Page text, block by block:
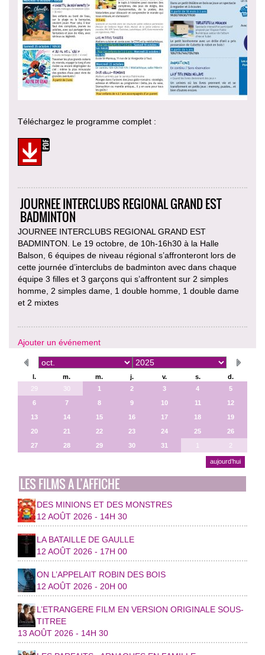
Téléchargez le programme complet :
JOURNEE INTERCLUBS REGIONAL GRAND EST
BADMINTON
JOURNEE INTERCLUBS REGIONAL GRAND EST
BADMINTON. Le 19 octobre, de 10h-16h30 à la Halle
Balson, 6 équipes de niveau régional s’affronteront lors de
cette journée d’interclubs de badminton avec dans chaque
équipe 3 filles et 3 garçons qui s’affrontent sur 2 simples
homme, 2 simples dame, 1 double homme, 1 double dame
et 2 mixtes
Ajouter un événement
l. m. m. j. v. s.
d.
29
30 1 2 3 4
5
6
7 8 9 10 11
12
13
14 15 16 17 18
19
20
21 22 23 24 25
26
27
28 29 30 31 2
aujourd’hui
LES FILMS A L’AFFICHE
DES MINIONS ET DES MONSTRES
12 AOÛT 2026 - 14H 30
LA BATAILLE DE GAULLE
12 AOÛT 2026 - 17H 00
ON L’APPELAIT ROBIN DES BOIS
12 AOÛT 2026 - 20H 00
L’ETRANGERE FILM EN VERSION ORIGINALE SOUS-
TITREE
13 AOÛT 2026 - 14H 30